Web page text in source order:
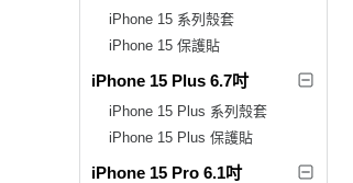
iPhone 15 系列殼套
iPhone 15 保護貼
iPhone 15 Plus 6.7吋
iPhone 15 Plus 系列殼套
iPhone 15 Plus 保護貼
iPhone 15 Pro 6.1吋